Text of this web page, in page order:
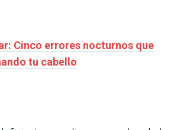
Cinco errores nocturnos que
tu cabello